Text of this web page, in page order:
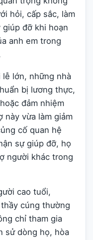
hỏi, cấp sắc, làm
đỡ khi hoạn
anh em trong
lớn, những nhà
bị lương thực,
đảm nhiệm
này vừa làm giảm
cố quan hệ
sự giúp đỡ, họ
người khác trong
cao tuổi,
cúng thường
chỉ tham gia
sử dòng họ, hòa